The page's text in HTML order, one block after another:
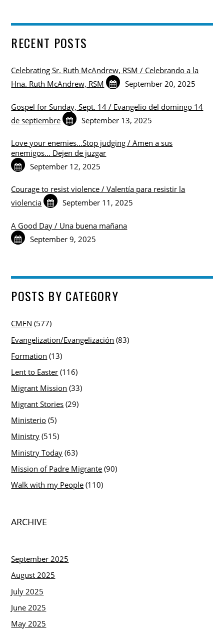
RECENT POSTS
Celebrating Sr. Ruth McAndrew, RSM / Celebrando a la
Hna. Ruth McAndrew, RSM
September 20, 2025
Gospel for Sunday, Sept. 14 / Evangelio del domingo 14
de septiembre
September 13, 2025
Love your enemies…Stop judging / Amen a sus
enemigos… Dejen de juzgar
September 12, 2025
Courage to resist violence / Valentía para resistir la
violencia
September 11, 2025
A Good Day / Una buena mañana
September 9, 2025
POSTS BY CATEGORY
CMFN (577)
Evangelization/Evangelización (83)
Formation (13)
Lent to Easter (116)
Migrant Mission (33)
Migrant Stories (29)
Ministerio (5)
Ministry (515)
Ministry Today (63)
Mission of Padre Migrante (90)
Walk with my People (110)
ARCHIVE
September 2025
August 2025
July 2025
June 2025
May 2025